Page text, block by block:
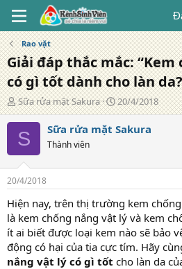
Rao vặt
Giải đáp thắc mắc:
có gì tốt dành cho làn
T
á
c
g
ả
Sữa rửa mặt Sakura
N
g
à
g
20/4/2018
S Sữa rửa mặt Sakura
Thành viên
20/4/2018
Hiện nay, trên thị trường kem
là kem chống nắng vật lý và kem
ít ai biết được loại kem nào sẽ bảo
động có hại của tia cực tím. Hãy
nắng vật lý có gì tốt cho làn da